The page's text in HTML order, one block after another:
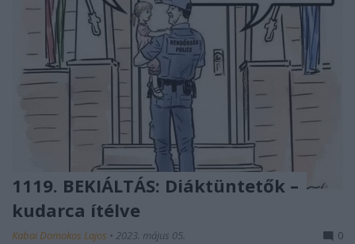
1119. BEKIÁLTÁS: Diáktüntetők –
kudarca ítélve
Kabai Domokos Lajos • 2023. május 05. 0